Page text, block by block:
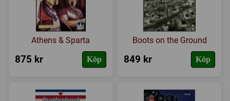
Athens & Sparta
875 kr Köp
Boots on the Ground
849 kr Köp